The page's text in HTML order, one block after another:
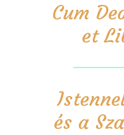
Cum
et
és a